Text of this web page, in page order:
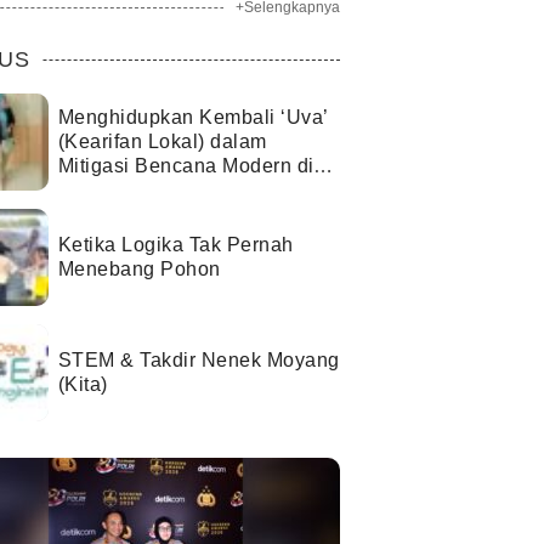
+Selengkapnya
Menghidupkan Kembali ‘Uva’
(Kearifan Lokal) dalam
Mitigasi Bencana Modern di
Ketika Logika Tak Pernah
Menebang Pohon
STEM & Takdir Nenek Moyang
(Kita)